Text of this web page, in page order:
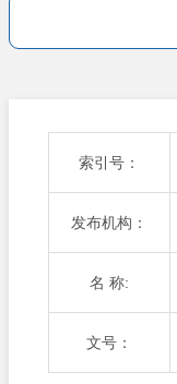
索引号：
发布机构：
名 称:
文号：